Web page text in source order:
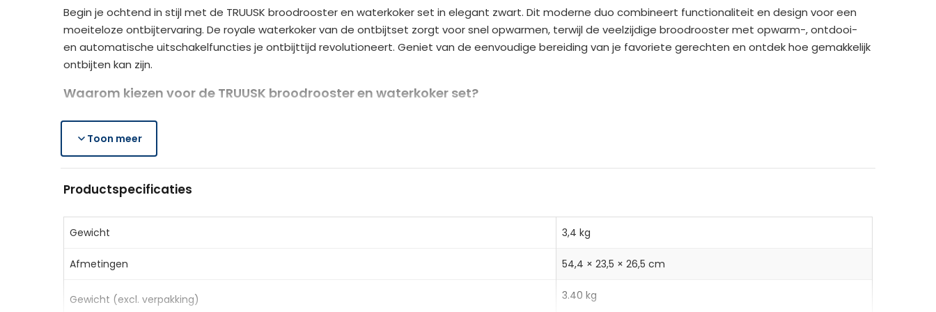
r
n
a
Begin je ochtend in stijl met de TRUUSK broodrooster en waterkoker set in elegant zwart. Dit moderne duo combineert functionaliteit en design voor een
moeiteloze ontbijtervaring. De royale waterkoker van de ontbijtset zorgt voor snel opwarmen, terwijl de veelzijdige broodrooster met opwarm-, ontdooi-
en automatische uitschakelfuncties je ontbijttijd revolutioneert. Geniet van de eenvoudige bereiding van je favoriete gerechten en ontdek hoe gemakkelijk
ontbijten kan zijn.
Waarom kiezen voor de TRUUSK broodrooster en waterkoker set?
Efficiënt ontbijten:
Perfecte toast:
Veilig en praktisch:
Productspecificaties
Kleur:Zwart + Chroom
Materiaal:
Waterkoker Capaciteit:
Sleufafmetingen:13,5 x 3,5 x 13,5 cm
Toon meer
Productspecificaties
Gewicht 3,4 kg
Afmetingen 54,4 × 23,5 × 26,5 cm
Gewicht (excl. verpakking) 3.40 kg